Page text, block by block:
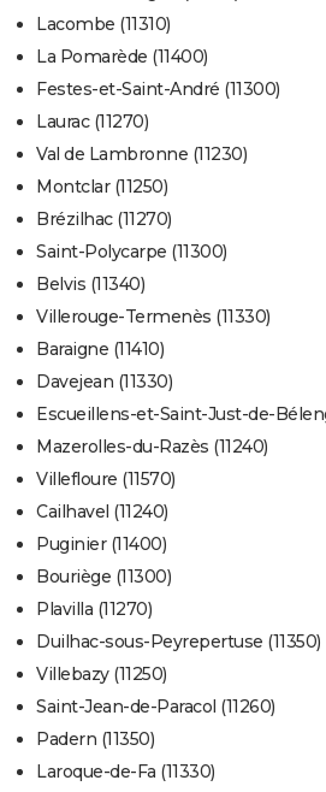
Lacombe (11310)
La Pomarède (11400)
Festes-et-Saint-André (11300)
Laurac (11270)
Val de Lambronne (11230)
Montclar (11250)
Brézilhac (11270)
Saint-Polycarpe (11300)
Belvis (11340)
Villerouge-Termenès (11330)
Baraigne (11410)
Davejean (11330)
Escueillens-et-Saint-Just-de-
Mazerolles-du-Razès (11240)
Villefloure (11570)
Cailhavel (11240)
Puginier (11400)
Bouriège (11300)
Plavilla (11270)
Duilhac-sous-Peyrepertuse (11350)
Villebazy (11250)
Saint-Jean-de-Paracol (11260)
Padern (11350)
Laroque-de-Fa (11330)